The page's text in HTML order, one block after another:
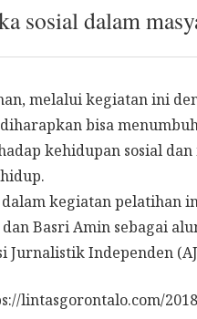
sosial dalam
melalui kegiatan ini
bisa
kehidupan sosial
kegiatan pelatihan
Basri Amin sebagai
Jurnalistik Independen
lintasgorontalo.com/